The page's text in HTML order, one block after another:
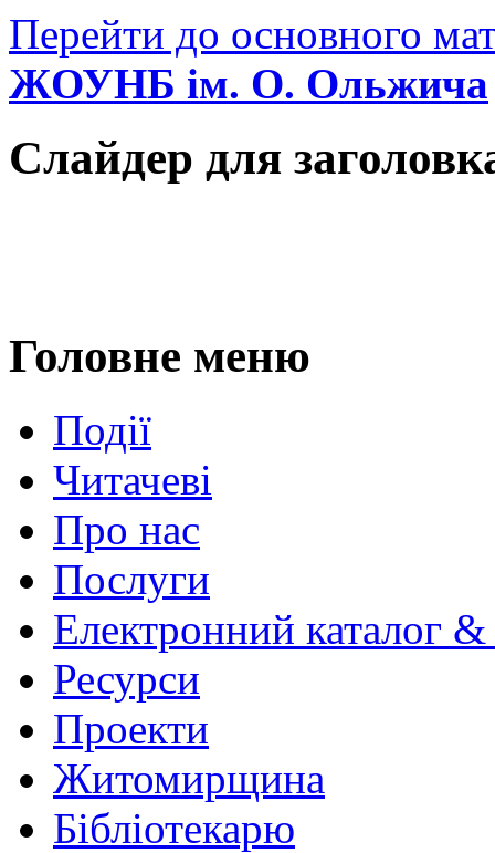
Перейти до основного
ЖОУНБ ім. О. Ольжича
Слайдер для
Головне меню
Події
Читачеві
Про нас
Послуги
Електронний каталог
Ресурси
Проекти
Житомирщина
Бібліотекарю